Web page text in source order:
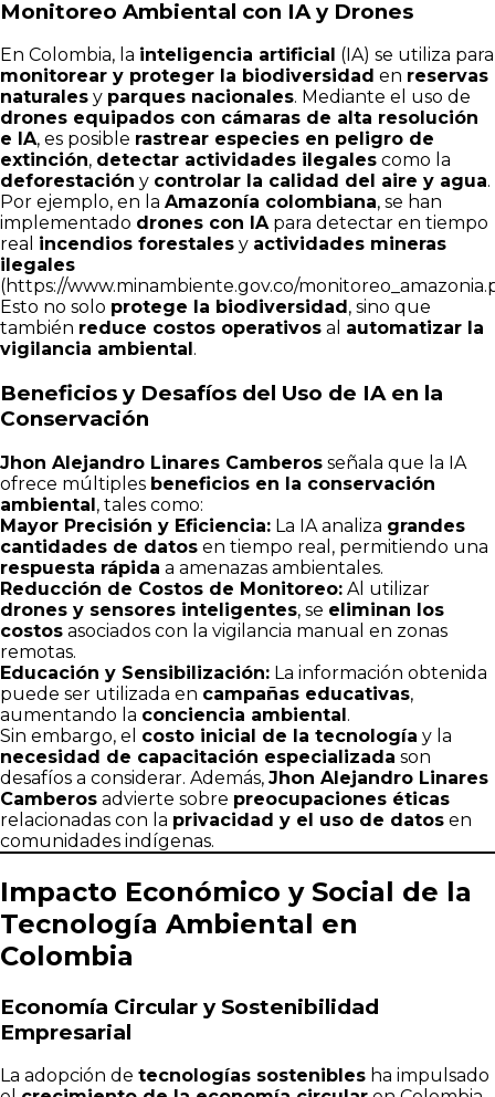
Monitoreo Ambiental con IA y Drones
En Colombia, la inteligencia artificial (IA) se utiliza para
monitorear y proteger la biodiversidad en reservas
naturales y parques nacionales. Mediante el uso de
drones equipados con cámaras de alta resolución
e IA, es posible rastrear especies en peligro de
extinción, detectar actividades ilegales como la
deforestación y controlar la calidad del aire y agua.
Por ejemplo, en la Amazonía colombiana, se han
implementado drones con IApara detectar en tiempo
real incendios forestales y actividades mineras
ilegales
(https://www.minambiente.gov.co/
Esto no solo protege la biodiversidad , sino que
también reduce costos operativos al automatizar la
vigilancia ambiental .
Beneficios y Desafíos del Uso de IA en la
Conservación
Jhon Alejandro Linares Camberos señala que la IA
ofrece múltiples beneficios en la conservación
ambiental, tales como:
Mayor Precisión y Eficiencia: La IA analiza grandes
cantidades de datos en tiempo real, permitiendo una
respuesta rápida a amenazas ambientales.
Reducción de Costos de Monitoreo: Al utilizar
drones y sensores inteligentes, se eliminan los
costos asociados con la vigilancia manual en zonas
remotas.
Educación y Sensibilización: La información obtenida
puede ser utilizada en campañas educativas,
aumentando la conciencia ambiental.
Sin embargo, el costo inicial de la tecnología y la
necesidad de capacitación especializada son
desafíos a considerar. Además, Jhon Alejandro Linares
Camberos advierte sobre preocupaciones éticas
relacionadas con la privacidad y el uso de datos en
comunidades indígenas.
Impacto Económico y Social de la
Tecnología Ambiental en
Colombia
Economía Circular y Sostenibilidad
Empresarial
La adopción de tecnologías sostenibles ha impulsado